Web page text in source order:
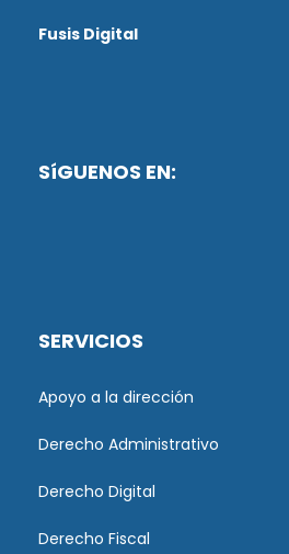
Fusis Digital
SíGUENOS EN:
SERVICIOS
Apoyo a la dirección
Derecho Administrativo
Derecho Digital
Derecho Fiscal